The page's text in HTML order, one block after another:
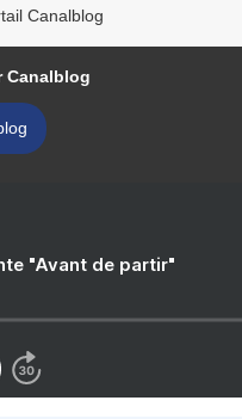
Canalblog
Canalblog
"Avant de partir"